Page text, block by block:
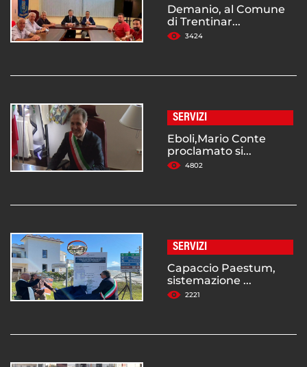
Demanio, al Comune
di Trentinar...
3424
SERVIZI
Eboli,Mario Conte
proclamato si...
4802
SERVIZI
Capaccio Paestum,
sistemazione ...
2221